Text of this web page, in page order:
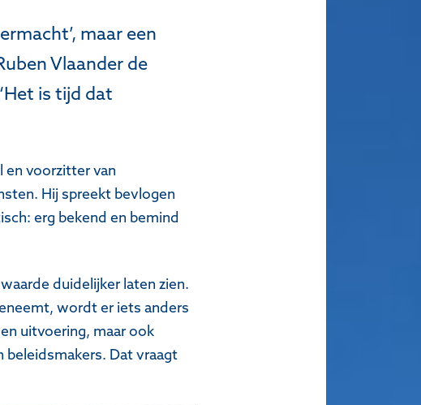
maar een
Vlaander de
is tijd dat
en voorzitter van
Hij spreekt bevlogen
erg bekend en bemind
duidelijker laten zien.
wordt er iets anders
uitvoering, maar ook
beleidsmakers. Dat vraagt